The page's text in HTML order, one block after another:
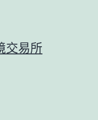
交易所